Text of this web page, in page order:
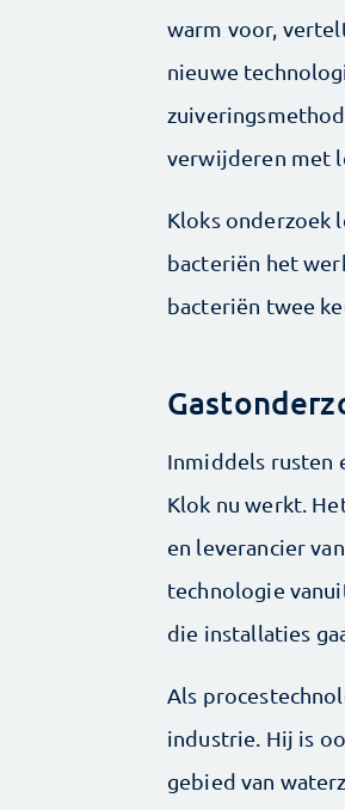
warm voor,
nieuwe
verwijderen met
Kloks onderzoek
bacteriën het
bacteriën twee
Inmiddels rusten
Klok nu werkt.
en leverancier
technologie
die installaties
Als
industrie. Hij is
gebied van